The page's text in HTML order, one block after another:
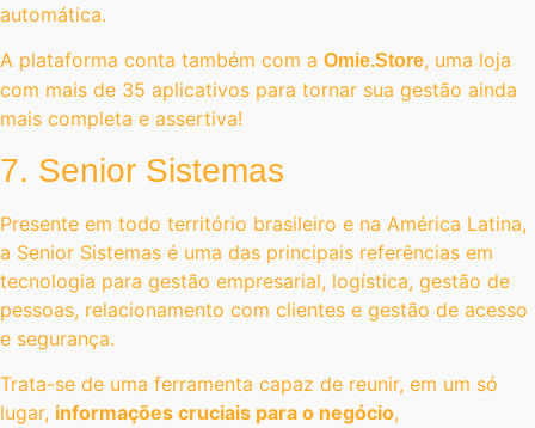
automática.
A plataforma conta também com a Omie.Store, uma loja
com mais de 35 aplicativos para tornar sua gestão ainda
mais completa e assertiva!
7. Senior Sistemas
Presente em todo território brasileiro e na América Latina,
a Senior Sistemas é uma das principais referências em
tecnologia para gestão empresarial, logística, gestão de
pessoas, relacionamento com clientes e gestão de acesso
e segurança.
Trata-se de uma ferramenta capaz de reunir, em um só
lugar, informações cruciais para o negócio,